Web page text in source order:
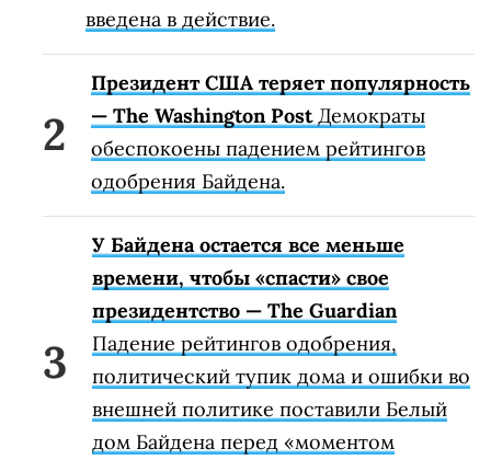
введена в действие.
Президент США теряет популярность
— The Washington PostДемократы
обеспокоены падением рейтингов
одобрения Байдена.
У Байдена остается все меньше
времени, чтобы «спасти» свое
президентство — The Guardian
Падение рейтингов одобрения,
политический тупик дома и ошибки во
внешней политике поставили Белый
дом Байдена перед «моментом